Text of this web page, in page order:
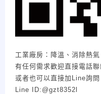
工業廠房：降溫、消除熱
有任何需求歡迎直接電話
或者也可以直接加Line詢
Line ID:@gzt8352l